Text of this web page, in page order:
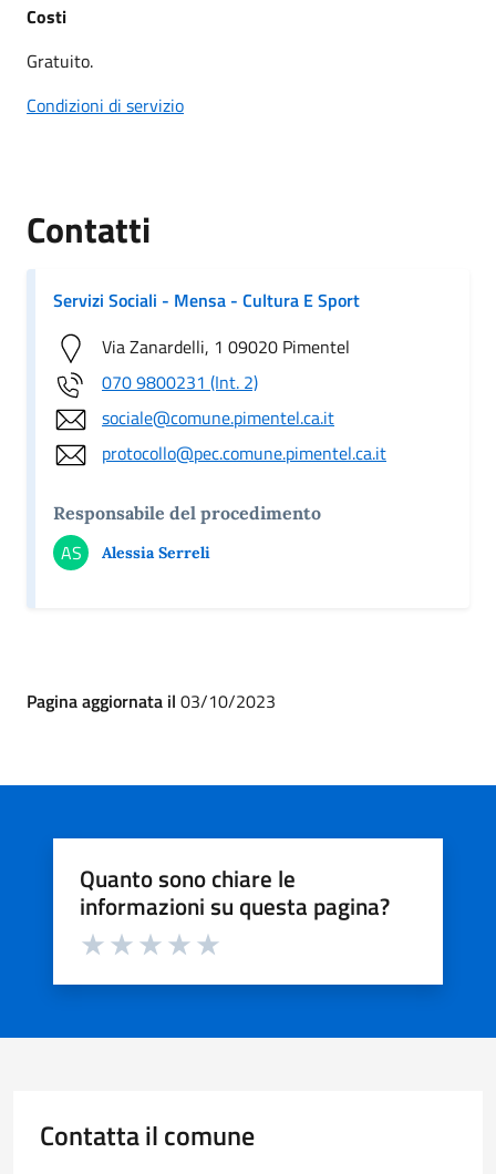
Costi
Gratuito.
Condizioni di servizio
Contatti
Servizi Sociali - Mensa - Cultura E Sport
Via Zanardelli, 1 09020 Pimentel
070 9800231 (Int. 2)
sociale@comune.pimentel.ca.it
protocollo@pec.comune.pimentel.ca.it
Responsabile del procedimento
AS Alessia Serreli
Pagina aggiornata il 03/10/2023
Quanto sono chiare le
informazioni su questa pagina?
Valuta da 1 a 5 stelle la pagina
Contatta il comune